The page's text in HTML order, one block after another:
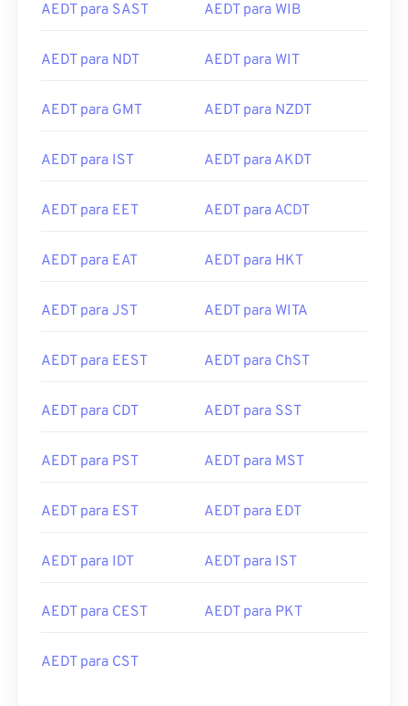
AEDT para SAST AEDT para WIB
AEDT para NDT AEDT para WIT
AEDT para GMT AEDT para NZDT
AEDT para IST AEDT para AKDT
AEDT para EET AEDT para ACDT
AEDT para EAT AEDT para HKT
AEDT para JST AEDT para WITA
AEDT para EEST AEDT para ChST
AEDT para CDT AEDT para SST
AEDT para PST AEDT para MST
AEDT para EST AEDT para EDT
AEDT para IDT AEDT para IST
AEDT para CEST AEDT para PKT
AEDT para CST